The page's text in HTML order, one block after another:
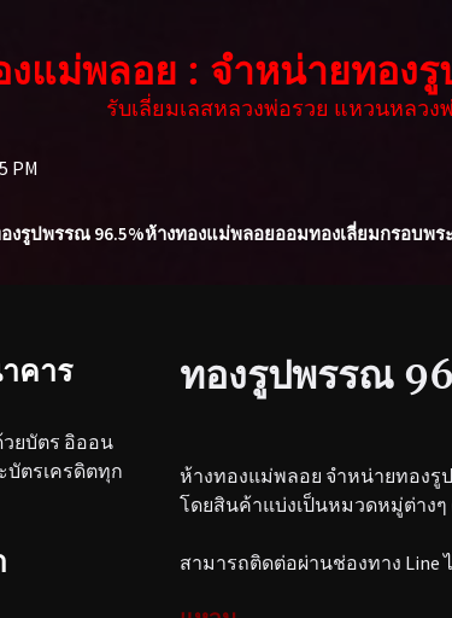
งแม่พลอย : จำหน่ายทอง
รับเลี่ยมเลสหลวงพ่อรวย แหวนหลว
PM
งรูปพรรณ 96.5%ห้างทองแม่พลอยออมทองเลี่ยมกรอบพร
ทองรูปพรรณ
ห้างทองแม่พลอย จำหน่ายทองรู
โดยสินค้าแบ่งเป็นหมวดหมู่ต่างๆ
สามารถติดต่อผ่านช่องทาง Line
คาร
ยบัตร อิออน
บัตรเครดิตทุก